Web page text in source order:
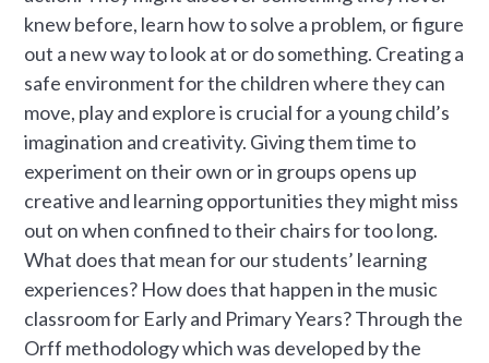
knew before, learn how to solve a problem, or figure
out a new way to look at or do something. Creating a
safe environment for the children where they can
move, play and explore is crucial for a young child’s
imagination and creativity. Giving them time to
experiment on their own or in groups opens up
creative and learning opportunities they might miss
out on when confined to their chairs for too long.
What does that mean for our students’ learning
experiences? How does that happen in the music
classroom for Early and Primary Years? Through the
Orff methodology which was developed by the